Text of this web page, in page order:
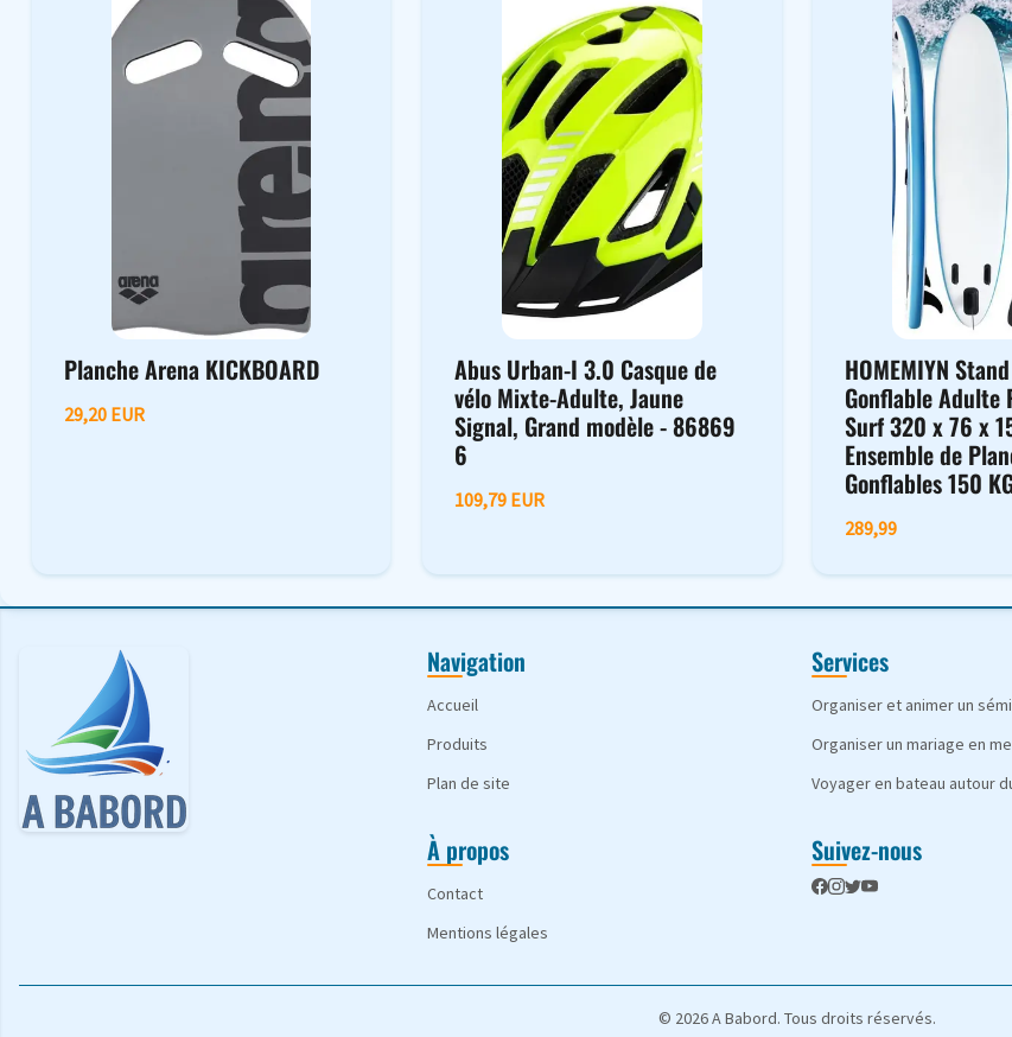
Planche Arena KICKBOARD
29,20 EUR
Abus Urban-I 3.0 Casque de
vélo Mixte-Adulte, Jaune
Signal, Grand modèle - 86869
6
109,79 EUR
HOMEMIYN
Gonflable Adulte
Surf 320 x 76 x
Ensemble de
Gonflables 150
289,99
Navigation
Accueil
Produits
Plan de site
Services
Organiser et animer un
Organiser un mariage en
Voyager en bateau autour
À propos
Contact
Mentions légales
Suivez-nous
© 2026 A Babord. Tous droits réservés.